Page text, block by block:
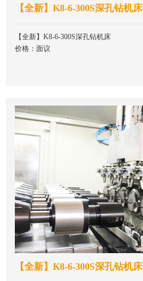
【全新】K8-6-300S深孔钻机床
【全新】K8-6-300S深孔钻机床
价格：面议
【全新】K8-6-300S深孔钻机床